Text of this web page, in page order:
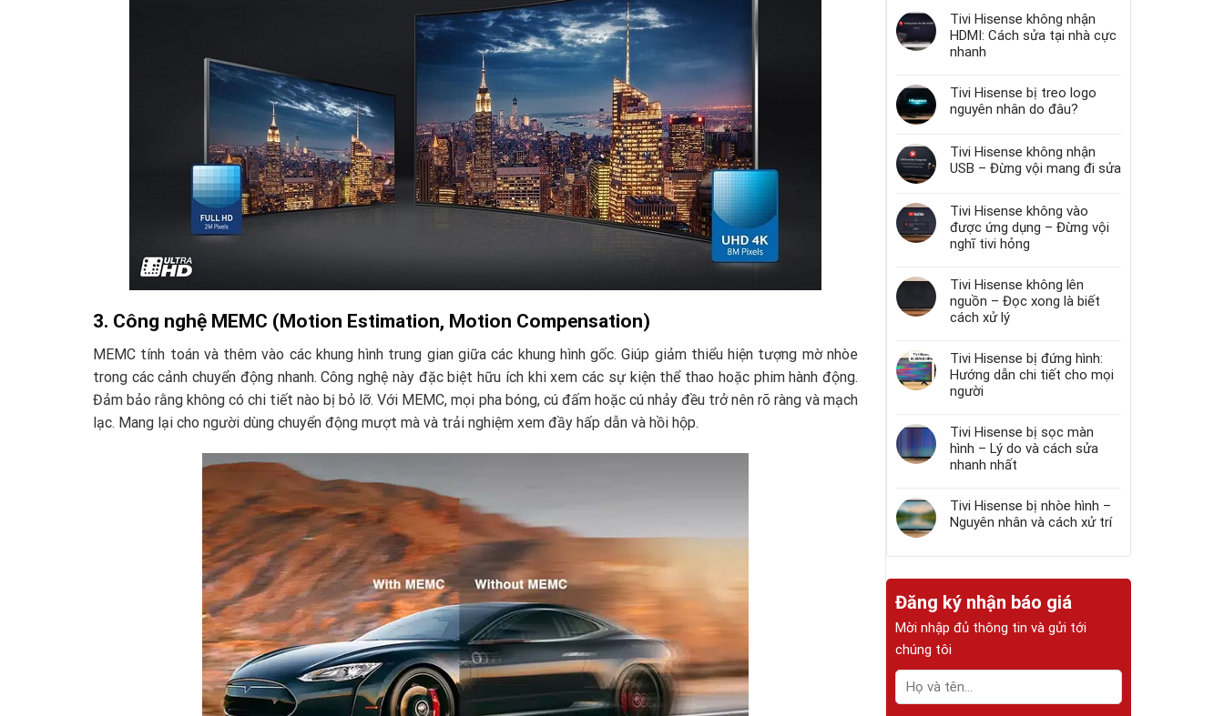
3. Công nghệ MEMC (Motion Estimation, Motion Compensation)
MEMC tính toán và thêm vào các khung hình trung gian giữa các khung hình gốc. Giúp giảm thiểu hiện tượng mờ nhòe
trong các cảnh chuyển động nhanh. Công nghệ này đặc biệt hữu ích khi xem các sự kiện thể thao hoặc phim hành động.
Đảm bảo rằng không có chi tiết nào bị bỏ lỡ. Với MEMC, mọi pha bóng, cú đấm hoặc cú nhảy đều trở nên rõ ràng và mạch
lạc. Mang lại cho người dùng chuyển động mượt mà và trải nghiệm xem đầy hấp dẫn và hồi hộp.
Tivi Hisense không nhận
HDMI: Cách sửa tại nhà cực
nhanh
Tivi Hisense bị treo logo
nguyên nhân do đâu?
Tivi Hisense không nhận
USB – Đừng vội mang đi sửa
Tivi Hisense không vào
được ứng dụng – Đừng vội
nghĩ tivi hỏng
Tivi Hisense không lên
nguồn – Đọc xong là biết
cách xử lý
Tivi Hisense bị đứng hình:
Hướng dẫn chi tiết cho mọi
người
Tivi Hisense bị sọc màn
hình – Lý do và cách sửa
nhanh nhất
Tivi Hisense bị nhòe hình –
Nguyên nhân và cách xử trí
Đăng ký nhận báo giá
Mời nhập đủ thông tin và gửi tới
chúng tôi